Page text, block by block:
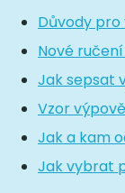
Důvody
Nové
Jak sepsat
Vzor
Jak a kam
Jak vybrat